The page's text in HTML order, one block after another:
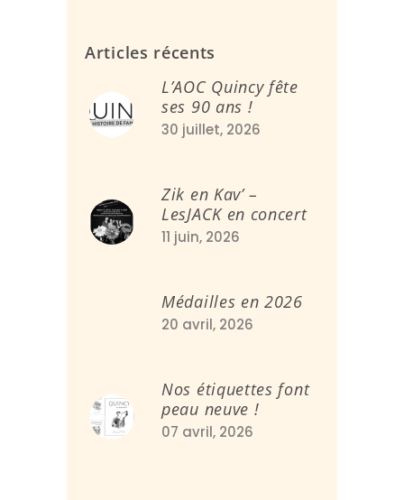
Articles récents
L’AOC Quincy fête
ses 90 ans !
30 juillet, 2026
Zik en Kav’ –
LesJACK en concert
11 juin, 2026
Médailles en 2026
20 avril, 2026
Nos étiquettes font
peau neuve !
07 avril, 2026